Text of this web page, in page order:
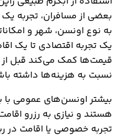
بعضی از مسافران، تجربه
به نوع اونسن، شهر و
یک تجربه اقتصادی تا یک
قیمت‌ها کمک می‌کند قبل از
نسبت به هزینه‌ها داشته
بیشتر اونسن‌های عمومی با
هستند و نیازی به رزرو
تجربه خصوصی یا اقامت در